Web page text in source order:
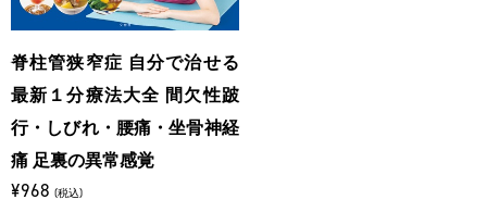
脊柱管狭窄症 自分で治せる
最新１分療法大全 間欠性跛
行・しびれ・腰痛・坐骨神経
痛 足裏の異常感覚
¥968 (税込)